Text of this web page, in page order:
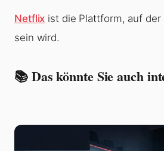
Netflix ist die Plattform, auf
sein wird.
📚 Das könnte Sie auch